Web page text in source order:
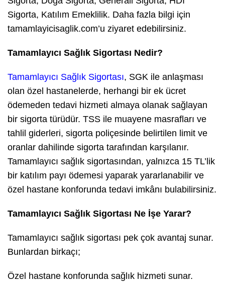
Sigorta, Katılım Emeklilik. Daha fazla bilgi için
tamamlayicisaglik.com’u ziyaret edebilirsiniz.
Tamamlayıcı Sağlık Sigortası Nedir?
Tamamlayıcı Sağlık Sigortası, SGK ile anlaşması
olan özel hastanelerde, herhangi bir ek ücret
ödemeden tedavi hizmeti almaya olanak sağlayan
bir sigorta türüdür. TSS ile muayene masrafları ve
tahlil giderleri, sigorta poliçesinde belirtilen limit ve
oranlar dahilinde sigorta tarafından karşılanır.
Tamamlayıcı sağlık sigortasından, yalnızca 15 TL’lik
bir katılım payı ödemesi yaparak yararlanabilir ve
özel hastane konforunda tedavi imkânı bulabilirsiniz.
Tamamlayıcı Sağlık Sigortası Ne İşe Yarar?
Tamamlayıcı sağlık sigortası pek çok avantaj sunar.
Bunlardan birkaçı;
Özel hastane konforunda sağlık hizmeti sunar.